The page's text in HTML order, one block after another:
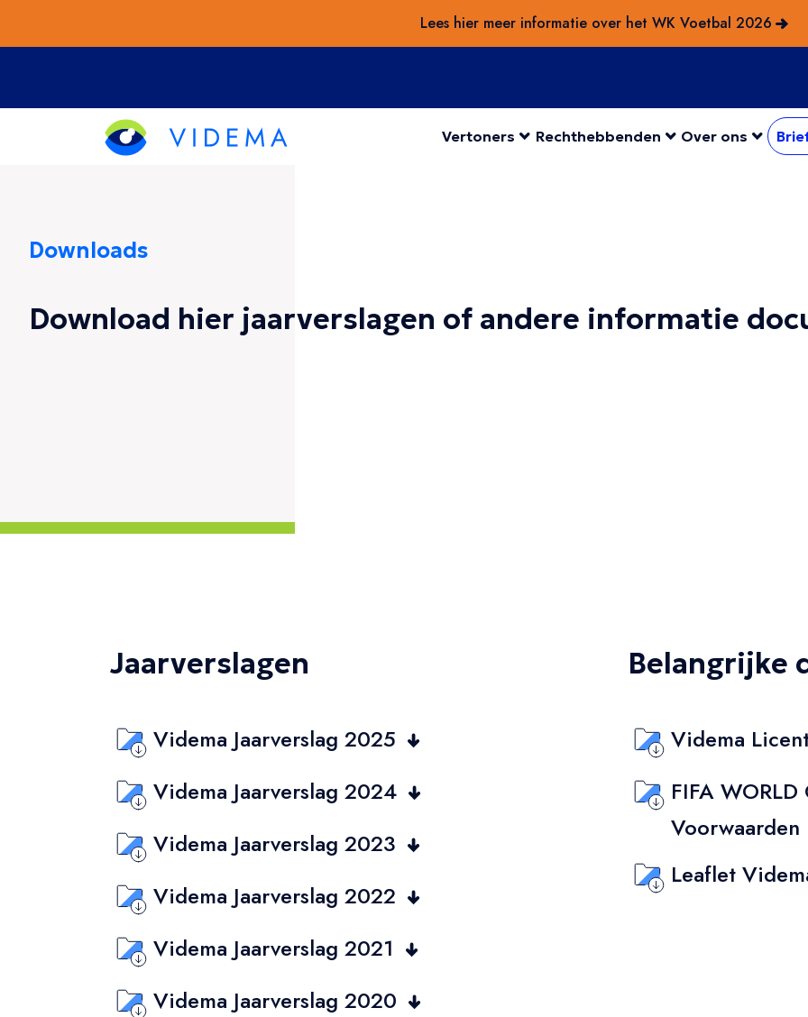
Lees hier meer informatie over het WK Voetbal 2026
Vertoners Rechthebbenden Over ons
Downloads
Download hier jaarverslagen of andere informatie
Jaarverslagen
Videma Jaarverslag 2025
Videma Jaarverslag 2024
Videma Jaarverslag 2023
Videma Jaarverslag 2022
Videma Jaarverslag 2021
Videma Jaarverslag 2020
Belangrijke
Videma
FIFA
Voorwaarden
Leaflet